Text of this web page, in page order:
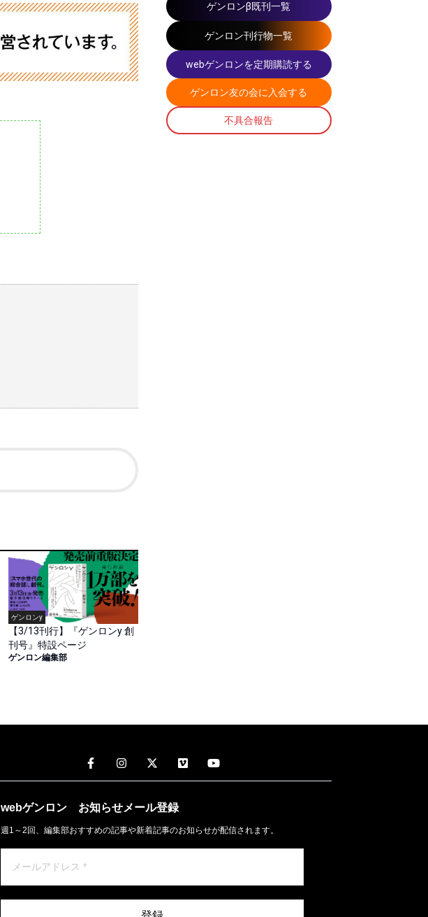
ゲンロンy
【3/13刊行】『ゲンロンy 創
刊号』特設ページ
ゲンロン編集部
ゲンロンβ既刊一覧
ゲンロン刊行物一覧
webゲンロンを定期購読する
ゲンロン友の会に入会する
不具合報告
webゲンロン お知らせメール登録
週1～2回、編集部おすすめの記事や新着記事のお知らせが配信されます。